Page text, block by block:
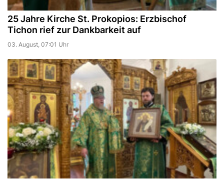
25 Jahre Kirche St. Prokopios: Erzbischof
Tichon rief zur Dankbarkeit auf
03. August, 07:01 Uhr